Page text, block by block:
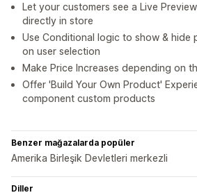
Let your customers see a Live
directly in store
Use Conditional logic to show & hide
on user selection
Make Price Increases depending on
Offer 'Build Your Own Product'
component custom products
Benzer mağazalarda popüler
Amerika Birleşik Devletleri merkezli
Diller